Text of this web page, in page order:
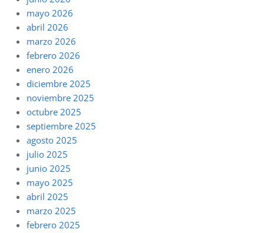
mayo 2026
abril 2026
marzo 2026
febrero 2026
enero 2026
diciembre 2025
noviembre 2025
octubre 2025
septiembre 2025
agosto 2025
julio 2025
junio 2025
mayo 2025
abril 2025
marzo 2025
febrero 2025